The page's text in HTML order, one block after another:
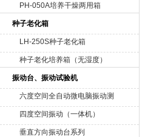
PH-050A培养干燥两用箱
种子老化箱
LH-250S种子老化箱
种子老化培养箱（无湿度）
振动台、振动试验机
六度空间全自动微电脑振动测
试机
四度空间振动（一体机）
垂直方向振动台系列